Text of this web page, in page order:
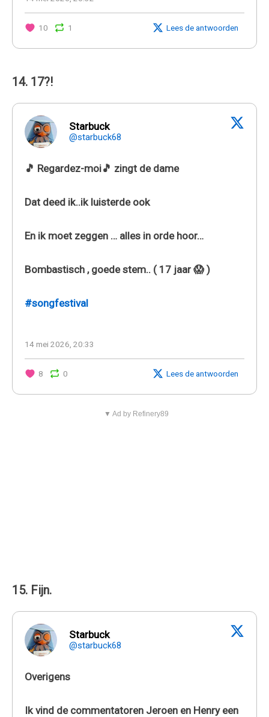
10 1 Lees de antwoorden
14. 17?!
Starbuck
@starbuck68
🎵 Regardez-moi🎵 zingt de dame
Dat deed ik..ik luisterde ook
En ik moet zeggen … alles in orde hoor…
Bombastisch , goede stem.. ( 17 jaar 😱 )
#songfestival
14 mei 2026, 20:33
8 0 Lees de antwoorden
▼ Ad by Refinery89
15. Fijn.
Starbuck
@starbuck68
Overigens
Ik vind de commentatoren Jeroen en Henry een